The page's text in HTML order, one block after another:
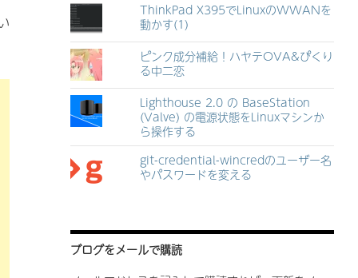
ThinkPad X395でLinuxのWWANを
動かす(1)
ピンク成分補給！ハヤテOVA&ぴくり
る中二恋
Lighthouse 2.0 の BaseStation
(Valve) の電源状態をLinuxマシンか
ら操作する
git-credential-wincredのユーザー名
やパスワードを変える
ブログをメールで購読